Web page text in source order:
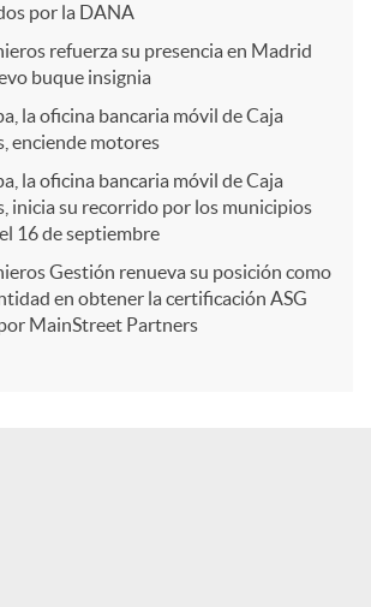
por la DANA
refuerza su presencia en Madrid
buque insignia
la oficina bancaria móvil de Caja
enciende motores
la oficina bancaria móvil de Caja
inicia su recorrido por los municipios
16 de septiembre
Gestión renueva su posición como
en obtener la certificación ASG
MainStreet Partners